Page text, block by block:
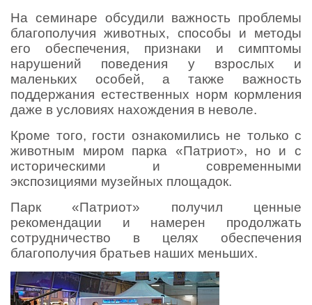
На семинаре обсудили важность проблемы
благополучия животных, способы и методы
его обеспечения, признаки и симптомы
нарушений поведения у взрослых и
маленьких особей, а также важность
поддержания естественных норм кормления
даже в условиях нахождения в неволе.
Кроме того, гости ознакомились не только с
животным миром парка «Патриот», но и с
историческими и современными
экспозициями музейных площадок.
Парк «Патриот» получил ценные
рекомендации и намерен продолжать
сотрудничество в целях обеспечения
благополучия братьев наших меньших.